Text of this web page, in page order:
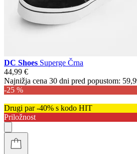
DC Shoes Superge Črna
44,99 €
Najnižja cena 30 dni pred popustom:
-25 %
Drugi par -40% s kodo HIT
Priložnost